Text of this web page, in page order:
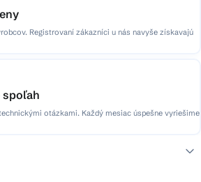
Registrovaní zákazníci u nás navyše získavajú
spoľah
otázkami. Každý mesiac úspešne vyriešime